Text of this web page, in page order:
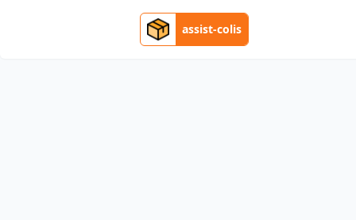
assist-colis